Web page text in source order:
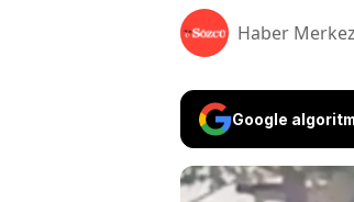
Haber
Google